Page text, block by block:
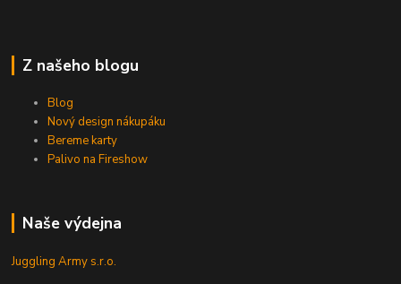
Z našeho blogu
Blog
Nový design nákupáku
Bereme karty
Palivo na Fireshow
Naše výdejna
Juggling Army s.r.o.